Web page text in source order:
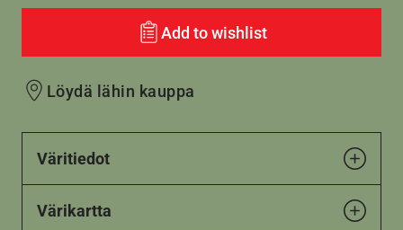
Add to wishlist
Löydä lähin kauppa
Väritiedot
Värikartta